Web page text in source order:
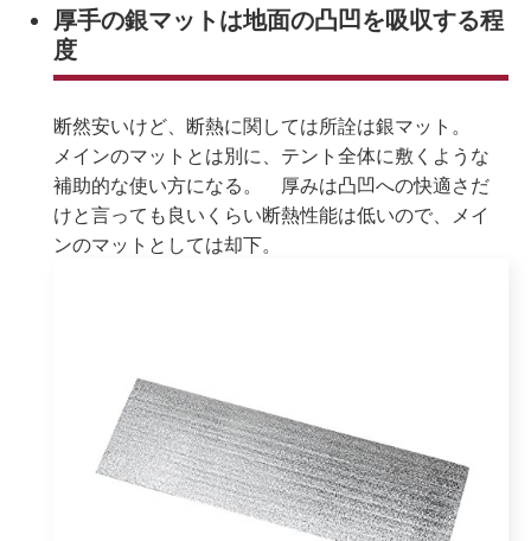
厚手の銀マットは地面の凸凹を吸収する程
度
断然安いけど、断熱に関しては所詮は銀マット。
メインのマットとは別に、テント全体に敷くような
補助的な使い方になる。 厚みは凸凹への快適さだ
けと言っても良いくらい断熱性能は低いので、メイ
ンのマットとしては却下。